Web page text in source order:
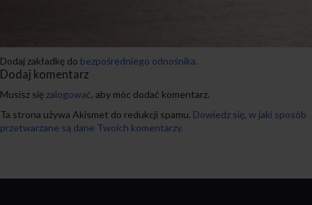
Dodaj zakładkę do bezpośredniego odnośnika.
Dodaj komentarz
Musisz się zalogować, aby móc dodać komentarz.
Ta strona używa Akismet do redukcji spamu. Dowiedz się, w jaki sposób
przetwarzane są dane Twoich komentarzy.